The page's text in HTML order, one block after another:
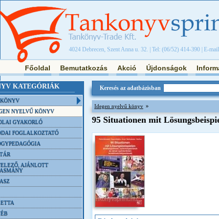
4024 Debrecen, Szent Anna u. 32. | Tel: (06/52) 414-390 | E-
Főoldal Bemutatkozás Akció Újdonságok
KATEGÓRIÁK
NYELVŰ KÖNYV
GYAKORLÓ
FOGLALKOZTATÓ
AJÁNLOTT
Keresés az adatbázisban
Idegen nyelvű könyv »
95 Situationen mit